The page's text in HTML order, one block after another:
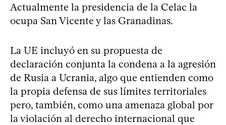
Actualmente la presidencia de la Celac la
ocupa San Vicente y las Granadinas.
La UE incluyó en su propuesta de
declaración conjunta la condena a la agresión
de Rusia a Ucrania, algo que entienden como
la propia defensa de sus límites territoriales
pero, también, como una amenaza global por
la violación al derecho internacional que